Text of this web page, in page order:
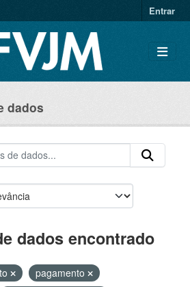
Entrar
dados
dados encontrado
pagamento